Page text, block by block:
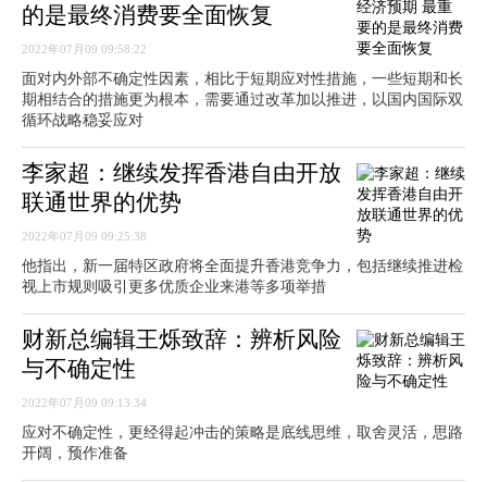
的是最终消费要全面恢复
2022年07月09 09:58:22
面对内外部不确定性因素，相比于短期应对性措施，一些短期和长
期相结合的措施更为根本，需要通过改革加以推进，以国内国际双
循环战略稳妥应对
李家超：继续发挥香港自由开放
联通世界的优势
2022年07月09 09:25:38
他指出，新一届特区政府将全面提升香港竞争力，包括继续推进检
视上市规则吸引更多优质企业来港等多项举措
财新总编辑王烁致辞：辨析风险
与不确定性
2022年07月09 09:13:34
应对不确定性，更经得起冲击的策略是底线思维，取舍灵活，思路
开阔，预作准备